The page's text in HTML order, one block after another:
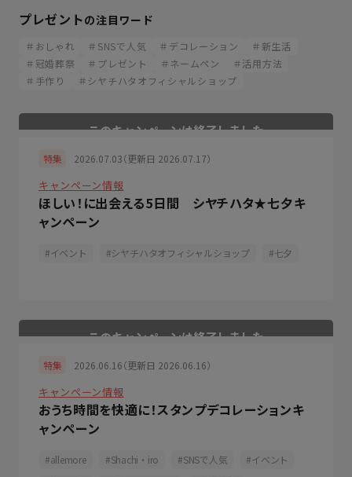
プレゼントの注目ワード
＃おしゃれ ＃SNSで人気 ＃デコレーション
＃新生活
＃冠婚葬祭
＃プレゼント ＃ネームペン
＃活用方法
＃手作り
＃シヤチハタオフィシャルショップ
特集 2026.07.03（更新日 2026.07.17）
キャンペーン情報
ほしい！に出会える5日間 シヤチハタ★七夕キ
ャンペーン
イベント シヤチハタオフィシャルショップ 七夕
特集 2026.06.16（更新日 2026.06.16）
キャンペーン情報
おうち時間を快適に！スタンプデコレーションキ
ャンペーン
allemore Shachi・iro SNSで人気
イベント